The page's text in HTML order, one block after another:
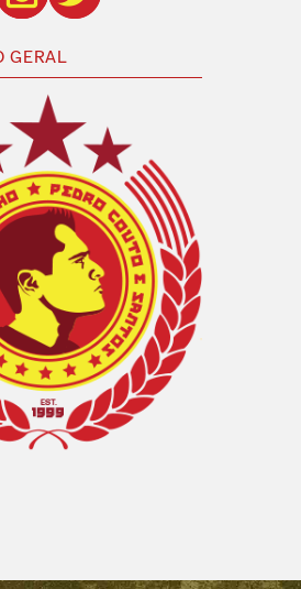
GERAL